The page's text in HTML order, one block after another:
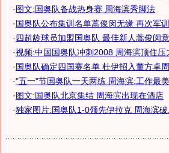
·图文:国奥队备战热身赛 周海滨秀脚法
·国奥队公布集训名单蒿俊闵无缘 再次军训
·四超龄球员加盟国奥队 最佳新人蒿俊闵意
·视频:中国国奥队冲刺2008 周海滨顶住压
·国奥队确定四国赛名单 杜伊招入董方卓
·"五一"节国奥队一天两练 周海滨:工作最
·图文:国奥队北京集结 周海滨出现在酒店
·独家图片:国奥队1-0领先伊拉克 周海滨破